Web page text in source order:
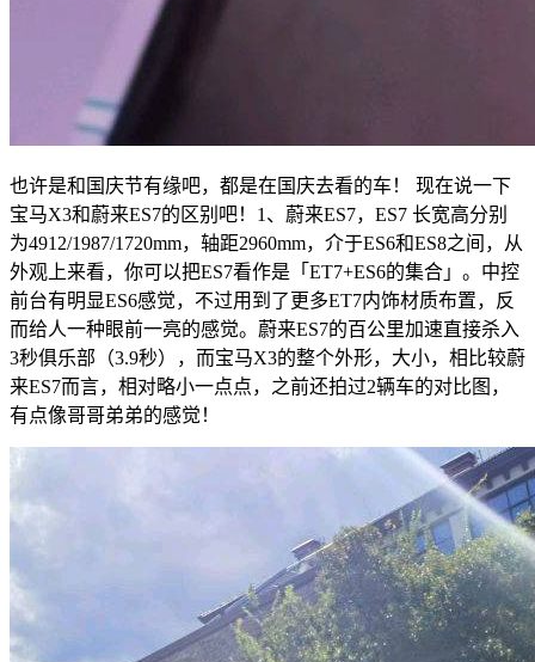
也许是和国庆节有缘吧，都是在国庆去看的车！ 现在说一下
宝马X3和蔚来ES7的区别吧！1、蔚来ES7，ES7 长宽高分别
为4912/1987/1720mm，轴距2960mm，介于ES6和ES8之间，从
外观上来看，你可以把ES7看作是「ET7+ES6的集合」。中控
前台有明显ES6感觉，不过用到了更多ET7内饰材质布置，反
而给人一种眼前一亮的感觉。蔚来ES7的百公里加速直接杀入
3秒俱乐部（3.9秒），而宝马X3的整个外形，大小，相比较蔚
来ES7而言，相对略小一点点，之前还拍过2辆车的对比图，
有点像哥哥弟弟的感觉！